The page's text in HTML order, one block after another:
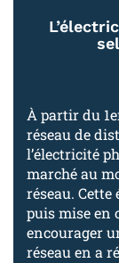
À partir du
réseau de
l’électricité
marché au
réseau.
puis mise en
encourager
réseau en a